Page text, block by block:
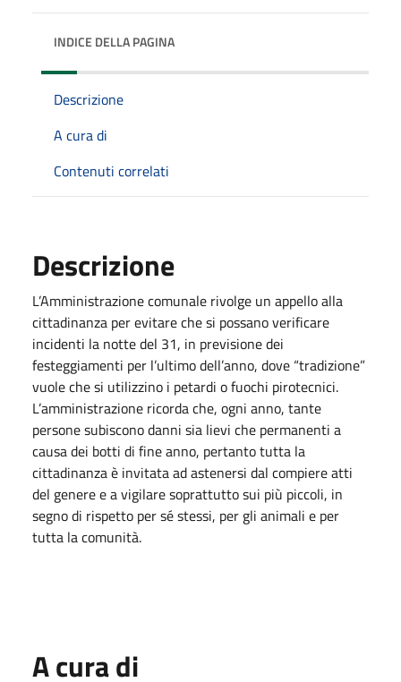
INDICE DELLA PAGINA
Descrizione
A cura di
Contenuti correlati
Descrizione
L’Amministrazione comunale rivolge un appello alla
cittadinanza per evitare che si possano verificare
incidenti la notte del 31, in previsione dei
festeggiamenti per l’ultimo dell’anno, dove “tradizione”
vuole che si utilizzino i petardi o fuochi pirotecnici.
L’amministrazione ricorda che, ogni anno, tante
persone subiscono danni sia lievi che permanenti a
causa dei botti di fine anno, pertanto tutta la
cittadinanza è invitata ad astenersi dal compiere atti
del genere e a vigilare soprattutto sui più piccoli, in
segno di rispetto per sé stessi, per gli animali e per
tutta la comunità.
A cura di